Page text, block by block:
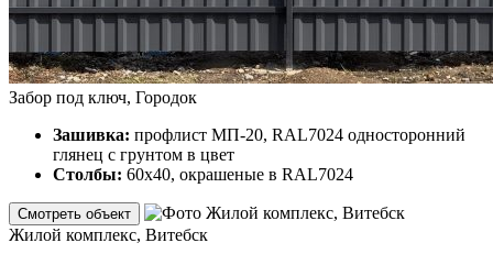
Забор под ключ, Городок
Зашивка: профлист МП-20, RAL7024 односторонний
глянец с грунтом в цвет
Столбы: 60х40, окрашеные в RAL7024
Смотреть объект
Жилой комплекс, Витебск